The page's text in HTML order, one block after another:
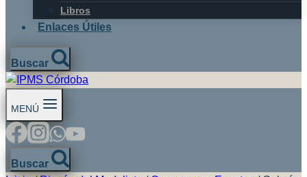
Libros
Enlaces Útiles
Buscar
MENÚ
Buscar